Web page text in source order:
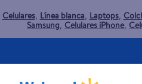
Celulares, Línea blanca, Laptops,
Samsung, Celulares iPhone,